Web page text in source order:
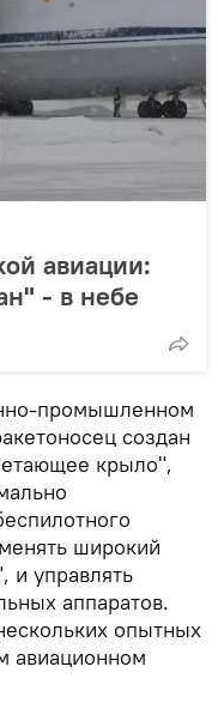
авиации:
- в небе
промышленном
создан
крыло",
широкий
и управлять
аппаратов.
опытных
авиационном